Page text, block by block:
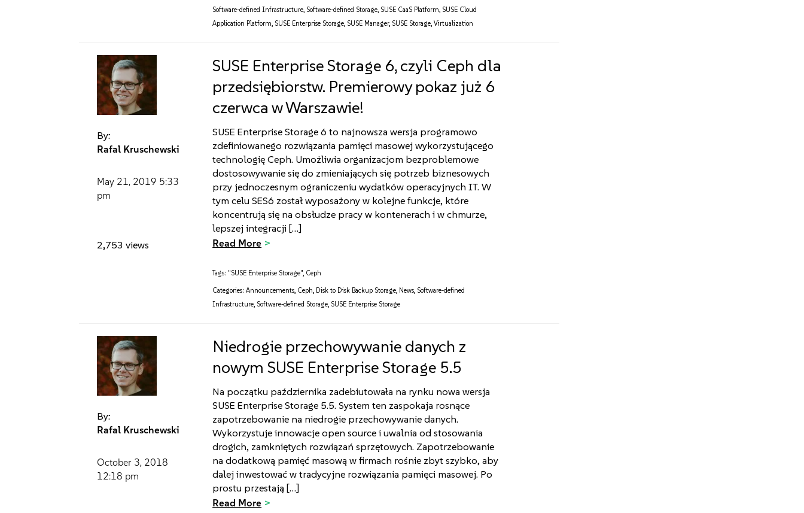
Software-defined Infrastructure, Software-defined Storage, SUSE CaaS Platform, SUSE Cloud
Application Platform, SUSE Enterprise Storage, SUSE Manager, SUSE Storage,Virtualization
By:
Rafal Kruschewski
May 21, 2019 5:33
pm
2,753 views
SUSE Enterprise Storage 6, czyli Ceph dla
przedsiębiorstw. Premierowy pokaz już 6
czerwca w Warszawie!
SUSE Enterprise Storage 6 to najnowsza wersja programowo
zdefiniowanego rozwiązania pamięci masowej wykorzystującego
technologię Ceph. Umożliwia organizacjom bezproblemowe
dostosowywanie się do zmieniających się potrzeb biznesowych
przy jednoczesnym ograniczeniu wydatków operacyjnych IT. W
tym celu SES6 został wyposażony w kolejne funkcje, które
koncentrują się na obsłudze pracy w kontenerach i w chmurze,
lepszej integracji […]
Read More
Tags: "SUSE Enterprise Storage", Ceph
Categories: Announcements, Ceph, Disk to Disk Backup Storage, News, Software-defined
Infrastructure, Software-defined Storage, SUSE Enterprise Storage
By:
Rafal Kruschewski
October 3, 2018
12:18 pm
Niedrogie przechowywanie danych z
nowym SUSE Enterprise Storage 5.5
Na początku października zadebiutowała na rynku nowa wersja
SUSE Enterprise Storage 5.5. System ten zaspokaja rosnące
zapotrzebowanie na niedrogie przechowywanie danych.
Wykorzystuje innowacje open source i uwalnia od stosowania
drogich, zamkniętych rozwiązań sprzętowych. Zapotrzebowanie
na dodatkową pamięć masową w firmach rośnie zbyt szybko, aby
dalej inwestować w tradycyjne rozwiązania pamięci masowej. Po
prostu przestają […]
Read More